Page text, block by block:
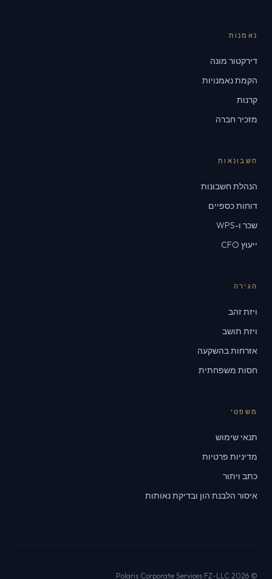
נאמנות
דירקטור מונה
הקמת נאמנויות
קרנות
מזכיר חברה
חשבונאות
הנהלת חשבונות
דוחות כספיים
שכר ו-WPS
ייעוץ CFO
הגירה
ויזת זהב
ויזת תושב
אזרחות בהשקעה
חסות משפחתית
משפטי
תנאי שימוש
מדיניות פרטיות
כתב ויתור
איסור הלבנת הון ובדיקת נאותות
© 2026 Polaris Corporate Services FZ-LLC.